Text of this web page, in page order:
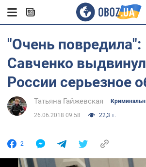
"Очень повредила":
Савченко
России серьезное
Татьяна Гайжевская
26.06.2018 09:58 22,3 т.
2